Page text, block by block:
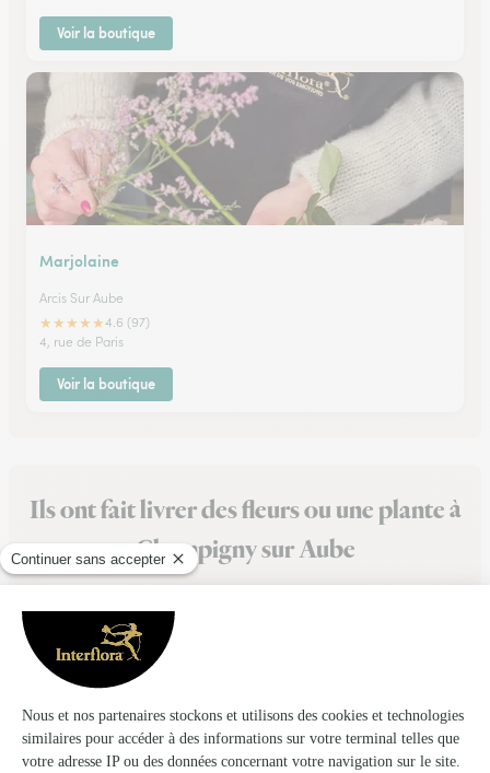
Voir la boutique
Marjolaine
Arcis Sur Aube
★★★★★4.6 (97)
4, rue de Paris
Voir la boutique
Ils ont fait livrer des fleurs ou une plante à
Champigny sur Aube
★ ★ ★
SAV Excellent
Jai fait une erreur sur le message accompagnant ma
commande. Celui-ci a été modifié très rapidement. SAV très
réactif